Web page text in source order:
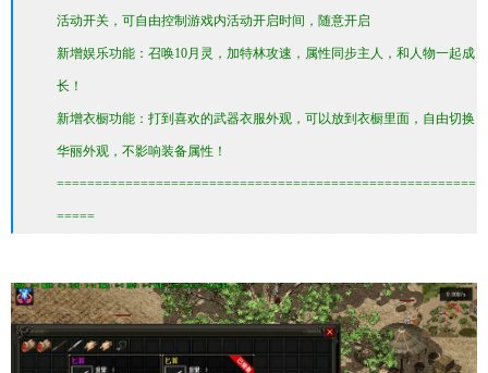
活动开关，可自由控制游戏内活动开启时间，随意开启
新增娱乐功能：召唤10月灵，加特林攻速，属性同步主人，和人物一起成
长！
新增衣橱功能：打到喜欢的武器衣服外观，可以放到衣橱里面，自由切换
华丽外观，不影响装备属性！
=======================================================
=====